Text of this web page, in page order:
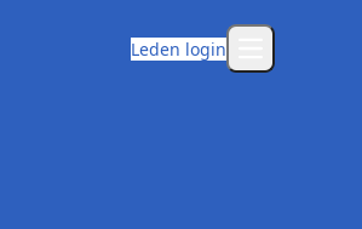
Leden login